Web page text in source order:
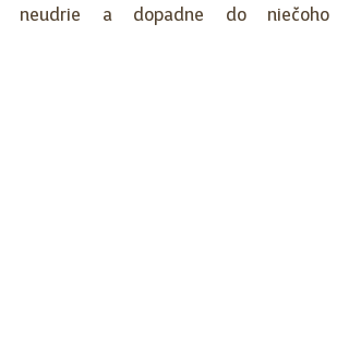
neudrie a dopadne do niečoho